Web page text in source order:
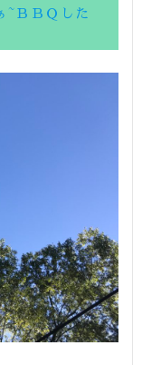
ＢＢＱした